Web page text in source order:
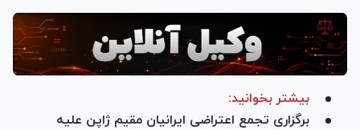
بیشتر بخوانید:
برگزاری تجمع اعتراضی ایرانیان مقیم ژاپن علیه